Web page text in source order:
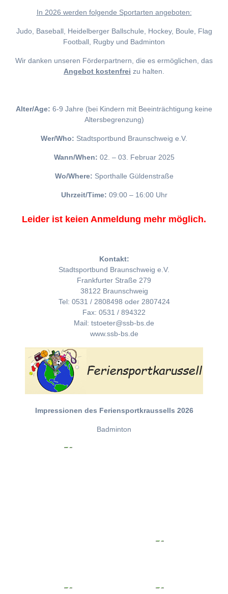
In 2026 werden folgende Sportarten angeboten:
Judo, Baseball, Heidelberger Ballschule, Hockey, Boule, Flag
Football, Rugby und Badminton
Wir danken unseren Förderpartnern, die es ermöglichen, das
Angebot kostenfrei zu halten.
Alter/Age: 6-9 Jahre (bei Kindern mit Beeinträchtigung keine
Altersbegrenzung)
Wer/Who: Stadtsportbund Braunschweig e.V.
Wann/When: 02. – 03. Februar 2025
Wo/Where: Sporthalle Güldenstraße
Uhrzeit/Time: 09:00 – 16:00 Uhr
Leider ist keien Anmeldung mehr möglich.
Kontakt:
Stadtsportbund Braunschweig e.V.
Frankfurter Straße 279
38122 Braunschweig
Tel: 0531 / 2808498 oder 2807424
Fax: 0531 / 894322
Mail: tstoeter@ssb-bs.de
www.ssb-bs.de
Impressionen des Feriensportkraussells 2026
Badminton